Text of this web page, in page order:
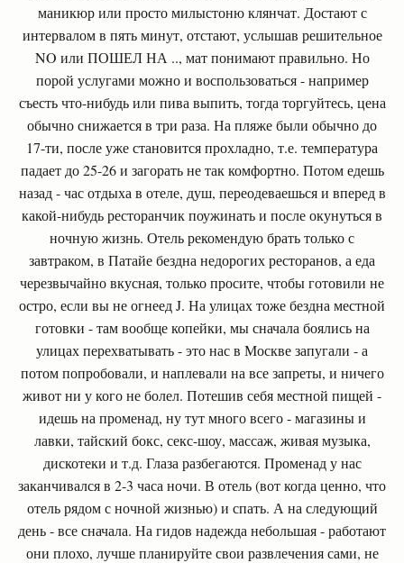
маникюр или просто милыстоню клянчат. Достают с
интервалом в пять минут, отстают, услышав решительное
NO или ПОШЕЛ НА .., мат понимают правильно. Но
порой услугами можно и воспользоваться - например
съесть что-нибудь или пива выпить, тогда торгуйтесь, цена
обычно снижается в три раза. На пляже были обычно до
17-ти, после уже становится прохладно, т.е. температура
падает до 25-26 и загорать не так комфортно. Потом едешь
назад - час отдыха в отеле, душ, переодеваешься и вперед в
какой-нибудь ресторанчик поужинать и после окунуться в
ночную жизнь. Отель рекомендую брать только с
завтраком, в Патайе бездна недорогих ресторанов, а еда
черезвычайно вкусная, только просите, чтобы готовили не
остро, если вы не огнеед J. На улицах тоже бездна местной
готовки - там вообще копейки, мы сначала боялись на
улицах перехватывать - это нас в Москве запугали - а
потом попробовали, и наплевали на все запреты, и ничего
живот ни у кого не болел. Потешив себя местной пищей -
идешь на променад, ну тут много всего - магазины и
лавки, тайский бокс, секс-шоу, массаж, живая музыка,
дискотеки и т.д. Глаза разбегаются. Променад у нас
заканчивался в 2-3 часа ночи. В отель (вот когда ценно, что
отель рядом с ночной жизнью) и спать. А на следующий
день - все сначала. На гидов надежда небольшая - работают
они плохо, лучше планируйте свои развлечения сами, не